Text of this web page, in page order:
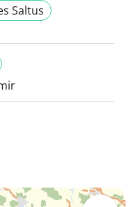
Saltus